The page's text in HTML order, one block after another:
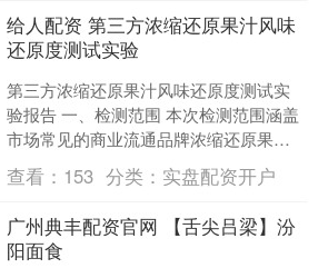
给人配资 第三方浓缩还原果汁风味
还原度测试实验
第三方浓缩还原果汁风味还原度测试实
验报告 一、检测范围 本次检测范围涵盖
市场常见的商业流通品牌浓缩还原果
汁，包括橙汁、苹果汁、葡萄汁、桃汁
等主要水果品类。样品来....
查看： 153 分类： 实盘配资开户
广州典丰配资官网 【舌尖吕梁】汾
阳面食